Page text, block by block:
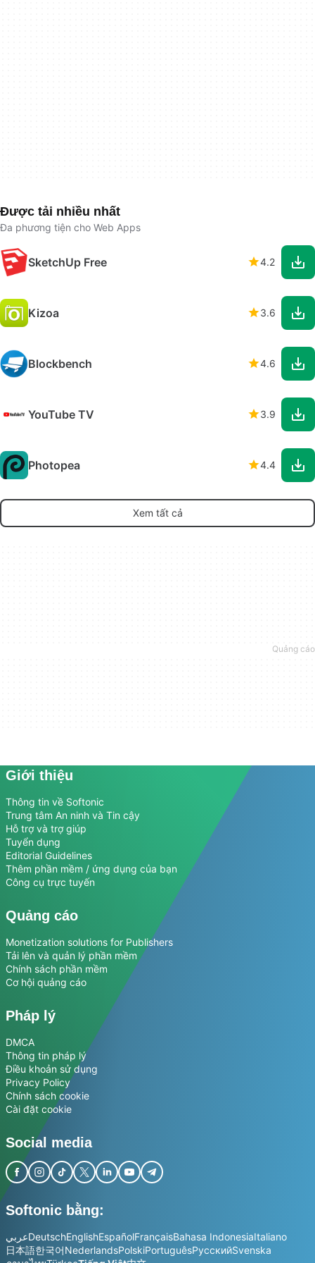
Được tải nhiều nhất
Đa phương tiện cho Web Apps
SketchUp Free 4.2
Kizoa 3.6
Blockbench 4.6
YouTube TV 3.9
Photopea 4.4
Xem tất cả
Giới thiệu
Thông tin về Softonic
Trung tâm An ninh và Tin cậy
Hỗ trợ và trợ giúp
Tuyển dụng
Editorial Guidelines
Thêm phần mềm / ứng dụng của bạn
Công cụ trực tuyến
Quảng cáo
Monetization solutions for Publishers
Tải lên và quản lý phần mềm
Chính sách phần mềm
Cơ hội quảng cáo
Pháp lý
DMCA
Thông tin pháp lý
Điều khoản sử dụng
Privacy Policy
Chính sách cookie
Cài đặt cookie
Social media
Softonic bằng:
عربيDeutschEnglishEspañolFrançaisBahasa IndonesiaItaliano
日本語한국어NederlandsPolskiPortuguêsРусскийSvenska